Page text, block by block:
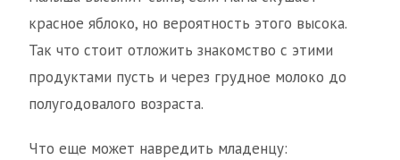
красное яблоко, но вероятность этого высока.
Так что стоит отложить знакомство с этими
продуктами пусть и через грудное молоко до
полугодовалого возраста.
Что еще может навредить младенцу: